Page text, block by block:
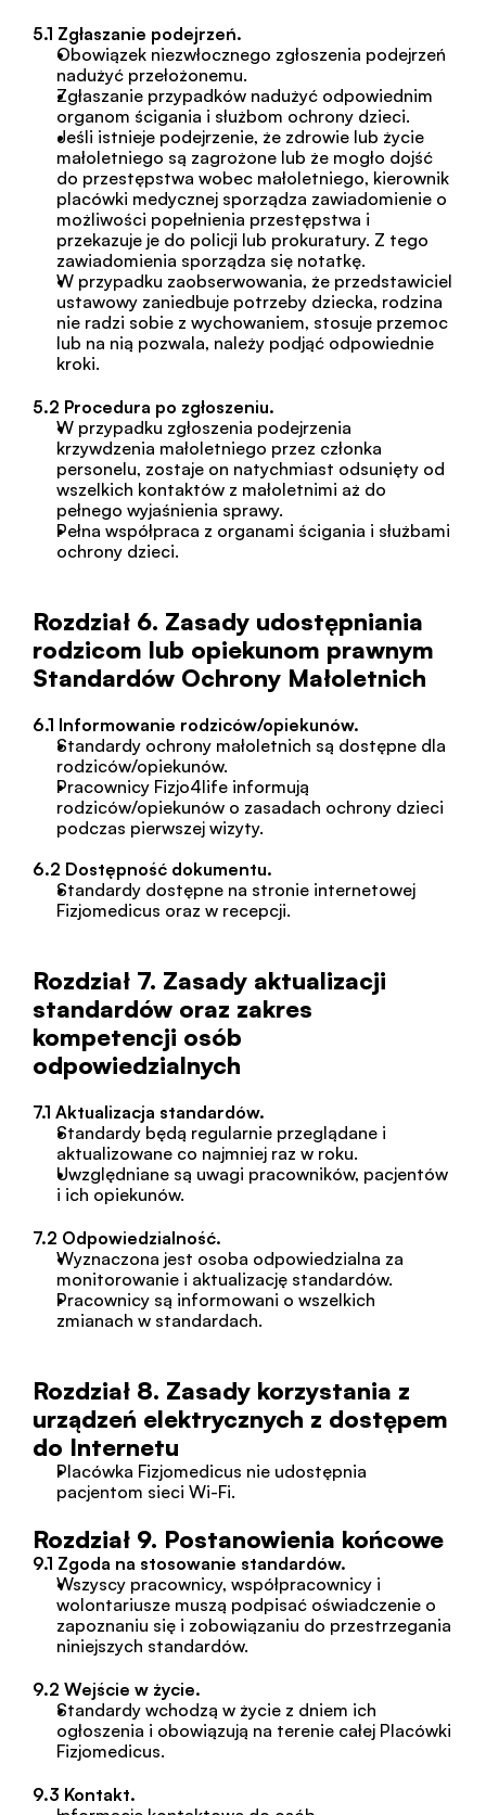
5.1 Zgłaszanie podejrzeń.
Obowiązek niezwłocznego zgłoszenia podejrzeń
nadużyć przełożonemu.
Zgłaszanie przypadków nadużyć odpowiednim
organom ścigania i służbom ochrony dzieci.
Jeśli istnieje podejrzenie, że zdrowie lub życie
małoletniego są zagrożone lub że mogło dojść
do przestępstwa wobec małoletniego, kierownik
placówki medycznej sporządza zawiadomienie o
możliwości popełnienia przestępstwa i
przekazuje je do policji lub prokuratury. Z tego
zawiadomienia sporządza się notatkę.
W przypadku zaobserwowania, że przedstawiciel
ustawowy zaniedbuje potrzeby dziecka, rodzina
nie radzi sobie z wychowaniem, stosuje przemoc
lub na nią pozwala, należy podjąć odpowiednie
kroki.
5.2 Procedura po zgłoszeniu.
W przypadku zgłoszenia podejrzenia
krzywdzenia małoletniego przez członka
personelu, zostaje on natychmiast odsunięty od
wszelkich kontaktów z małoletnimi aż do
pełnego wyjaśnienia sprawy.
Pełna współpraca z organami ścigania i służbami
ochrony dzieci.
Rozdział 6. Zasady udostępniania
rodzicom lub opiekunom prawnym
Standardów Ochrony Małoletnich
6.1 Informowanie rodziców/opiekunów.
Standardy ochrony małoletnich są dostępne dla
rodziców/opiekunów.
Pracownicy Fizjo4life informują
rodziców/opiekunów o zasadach ochrony dzieci
podczas pierwszej wizyty.
6.2 Dostępność dokumentu.
Standardy dostępne na stronie internetowej
Fizjomedicus oraz w recepcji.
Rozdział 7. Zasady aktualizacji
standardów oraz zakres
kompetencji osób
odpowiedzialnych
7.1 Aktualizacja standardów.
Standardy będą regularnie przeglądane i
aktualizowane co najmniej raz w roku.
Uwzględniane są uwagi pracowników, pacjentów
i ich opiekunów.
7.2 Odpowiedzialność.
Wyznaczona jest osoba odpowiedzialna za
monitorowanie i aktualizację standardów.
Pracownicy są informowani o wszelkich
zmianach w standardach.
Rozdział 8. Zasady korzystania z
urządzeń elektrycznych z dostępem
do Internetu
Placówka Fizjomedicus nie udostępnia
pacjentom sieci Wi-Fi.
Rozdział 9. Postanowienia końcowe
9.1 Zgoda na stosowanie standardów.
Wszyscy pracownicy, współpracownicy i
wolontariusze muszą podpisać oświadczenie o
zapoznaniu się i zobowiązaniu do przestrzegania
niniejszych standardów.
9.2 Wejście w życie.
Standardy wchodzą w życie z dniem ich
ogłoszenia i obowiązują na terenie całej Placówki
Fizjomedicus.
9.3 Kontakt.